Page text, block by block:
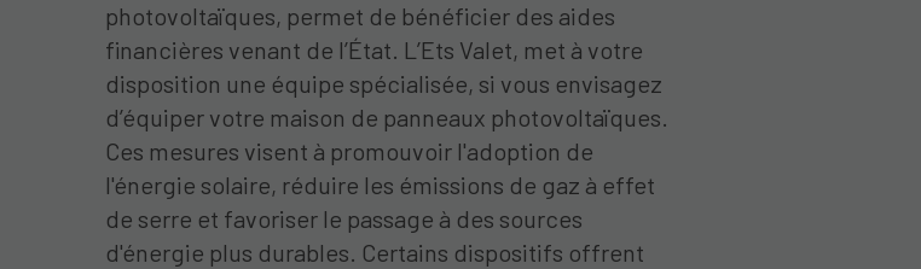
photovoltaïques, permet de bénéficier des aides
financières venant de l’État. L’Ets Valet, met à votre
disposition une équipe spécialisée, si vous envisagez
d’équiper votre maison de panneaux photovoltaïques.
Ces mesures visent à promouvoir l'adoption de
l'énergie solaire, réduire les émissions de gaz à effet
de serre et favoriser le passage à des sources
d'énergie plus durables. Certains dispositifs offrent